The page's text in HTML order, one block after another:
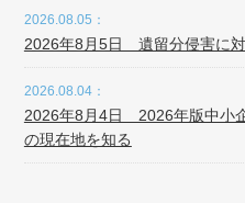
2026.08.05：
2026年8月5日 遺留分侵害に
2026.08.04：
2026年8月4日 2026年版中小
の現在地を知る